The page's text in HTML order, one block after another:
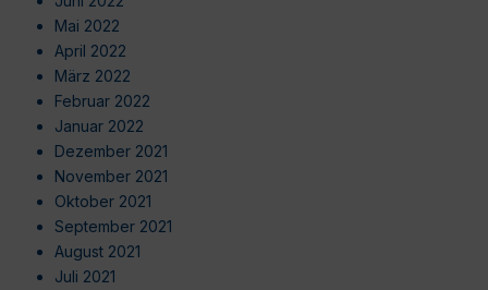
Mai 2022
April 2022
März 2022
Februar 2022
Januar 2022
Dezember 2021
November 2021
Oktober 2021
September 2021
August 2021
Juli 2021